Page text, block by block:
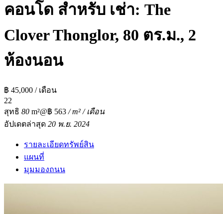
คอนโด สำหรับ เช่า: The
Clover Thonglor, 80 ตร.ม., 2
ห้องนอน
฿ 45,000 / เดือน
22
สุทธิ 80 m²@฿ 563 / m² / เดือน
อัปเดตล่าสุด 20 พ.ย. 2024
รายละเอียดทรัพย์สิน
แผนที่
มุมมองถนน